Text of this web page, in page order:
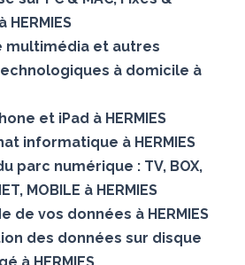
multimédia et autres
à domicile à
et iPad à HERMIES
informatique à HERMIES
parc numérique : TV, BOX,
MOBILE à HERMIES
de vos données à HERMIES
des données sur disque
à HERMIES